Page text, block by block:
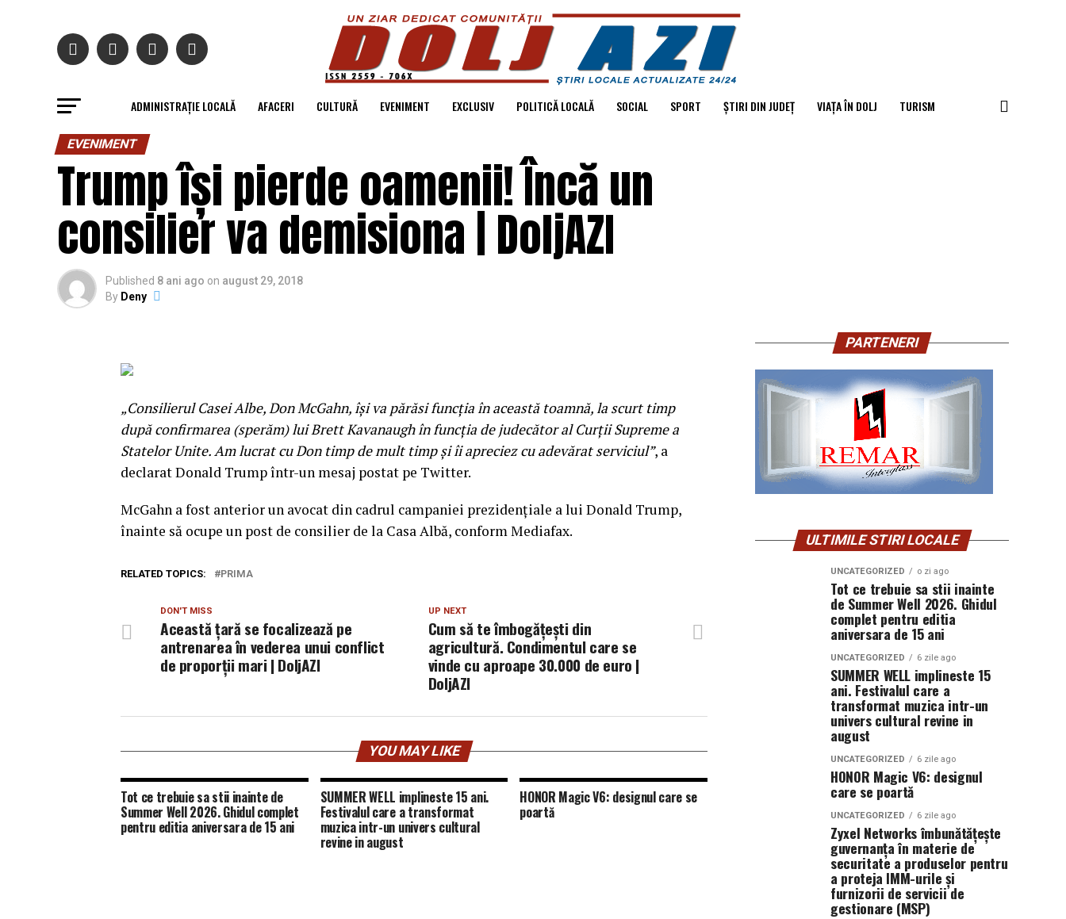
ADMINISTRAȚIE LOCALĂ AFACERI CULTURĂ EVENIMENT EXCLUSIV POLITICĂ LOCALĂ SOCIAL SPORT ȘTIRI DIN JUDEȚ VIAȚA ÎN DOLJ TURISM
EVENIMENT
Trump își pierde oamenii! Încă un
consilier va demisiona | DoljAZI
Published 8 ani ago on august 29, 2018
By Deny
„Consilierul Casei Albe, Don McGahn, îşi va părăsi funcţia în această toamnă, la scurt timp
după confirmarea (sperăm) lui Brett Kavanaugh în funcţia de judecător al Curţii Supreme a
Statelor Unite. Am lucrat cu Don timp de mult timp şi îi apreciez cu adevărat serviciul”, a
declarat Donald Trump într-un mesaj postat pe Twitter.
McGahn a fost anterior un avocat din cadrul campaniei prezidenţiale a lui Donald Trump,
înainte să ocupe un post de consilier de la Casa Albă, conform Mediafax.
RELATED TOPICS: PRIMA
UP NEXT
Cum să te îmbogăţeşti din
agricultură. Condimentul care se
vinde cu aproape 30.000 de euro |
DoljAZI
DON'T MISS
Această ţară se focalizează pe
antrenarea în vederea unui conflict
de proporţii mari | DoljAZI
YOU MAY LIKE
Tot ce trebuie sa stii inainte de
Summer Well 2026. Ghidul complet
pentru editia aniversara de 15 ani
SUMMER WELL implineste 15 ani.
Festivalul care a transformat
muzica intr-un univers cultural
revine in august
HONOR Magic V6: designul care se
poartă
PARTENERI
ULTIMILE STIRI LOCALE
UNCATEGORIZED o zi ago
Tot ce trebuie sa stii inainte
de Summer Well 2026. Ghidul
complet pentru editia
aniversara de 15 ani
UNCATEGORIZED 6 zile ago
SUMMER WELL implineste 15
ani. Festivalul care a
transformat muzica intr-un
univers cultural revine in
august
UNCATEGORIZED 6 zile ago
HONOR Magic V6: designul
care se poartă
UNCATEGORIZED 6 zile ago
Zyxel Networks îmbunătățește
guvernanța în materie de
securitate a produselor pentru
a proteja IMM-urile și
furnizorii de servicii de
gestionare (MSP)